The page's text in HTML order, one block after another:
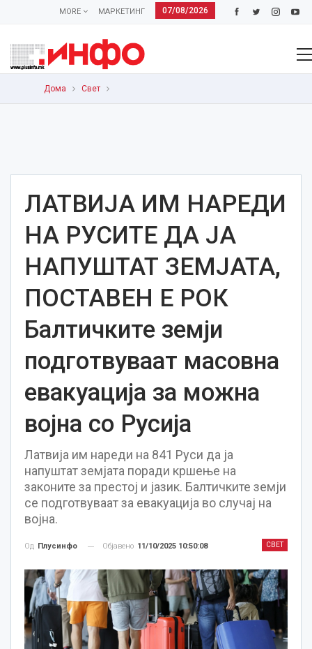
07/08/2026
МАРКЕТИНГ
MORE
Дома Свет
ЛАТВИЈА ИМ НАРЕДИ
НА РУСИТЕ ДА ЈА
НАПУШТАТ ЗЕМЈАТА,
ПОСТАВЕН Е РОК
Балтичките земји
подготвуваат масовна
евакуација за можна
војна со Русија
Латвија им нареди на 841 Руси да ја
напуштат земјата поради кршење на
законите за престој и јазик. Балтичките земји
се подготвуваат за евакуација во случај на
војна.
СВЕТ
Од Плусинфо Објавено 11/10/2025 10:50:08